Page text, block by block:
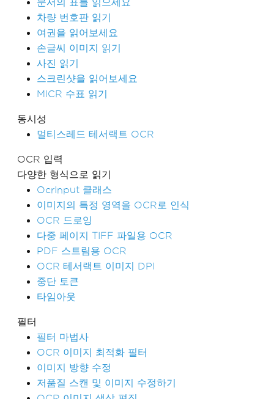
문서의 표를 읽으세요
차량 번호판 읽기
여권을 읽어보세요
손글씨 이미지 읽기
사진 읽기
스크린샷을 읽어보세요
MICR 수표 읽기
동시성
멀티스레드 테서랙트 OCR
OCR 입력
다양한 형식으로 읽기
OcrInput 클래스
이미지의 특정 영역을 OCR로 인식
OCR 드로잉
다중 페이지 TIFF 파일용 OCR
PDF 스트림용 OCR
OCR 테서랙트 이미지 DPI
중단 토큰
타임아웃
필터
필터 마법사
OCR 이미지 최적화 필터
이미지 방향 수정
저품질 스캔 및 이미지 수정하기